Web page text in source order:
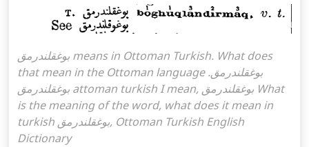
بوغقلندرمق means in Ottoman Turkish. What does
that mean in the Ottoman language بوغقلندرمق.
بوغقلندرمق attoman turkish I mean, بوغقلندرمق What
is the meaning of the word, what does it mean in
turkish بوغقلندرمق, Ottoman Turkish English
Dictionary